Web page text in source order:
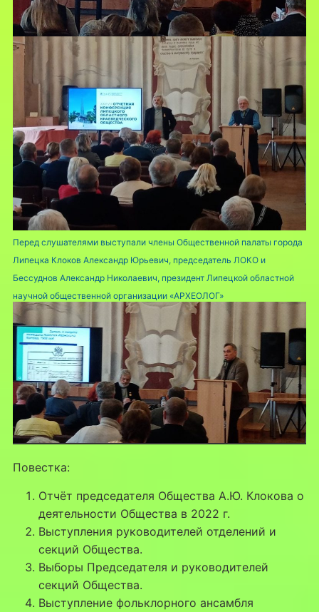
Перед слушателями выступали члены Общественной палаты города
Липецка Клоков Александр Юрьевич, председатель ЛОКО и
Бессуднов Александр Николаевич, президент Липецкой областной
научной общественной организации «АРХЕОЛОГ»
Повестка:
Отчёт председателя Общества А.Ю. Клокова о
деятельности Общества в 2022 г.
Выступления руководителей отделений и
секций Общества.
Выборы Председателя и руководителей
секций Общества.
Выступление фольклорного ансамбля